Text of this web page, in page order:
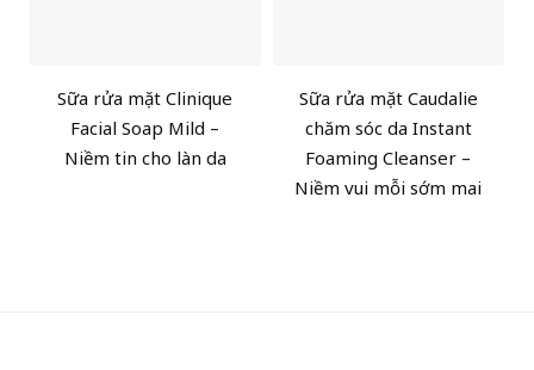
Sữa rửa mặt Clinique
Facial Soap Mild –
Niềm tin cho làn da
Sữa rửa mặt Caudalie
chăm sóc da Instant
Foaming Cleanser –
Niềm vui mỗi sớm mai